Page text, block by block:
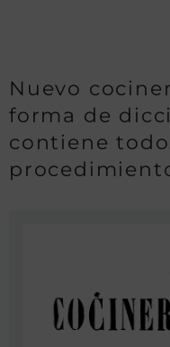
Nuevo
forma de
contiene